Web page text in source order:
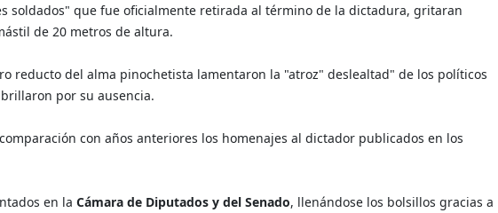
soldados" que fue oficialmente retirada al término de la dictadura, gritaran
de 20 metros de altura.
reducto del alma pinochetista lamentaron la "atroz" deslealtad" de los políticos
por su ausencia.
con años anteriores los homenajes al dictador publicados en los
en la Cámara de Diputados y del Senado, llenándose los bolsillos gracias a